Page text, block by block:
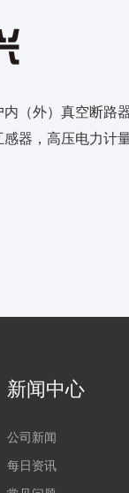
（外）真空断路
器，高压电力计
新闻中心
公司新闻
每日资讯